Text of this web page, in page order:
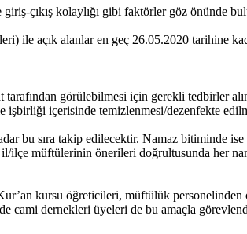
çıkış kolaylığı gibi faktörler göz önünde
ile açık alanlar en geç 26.05.2020 tarihine
tarafından görülebilmesi için gerekli tedbirler
işbirliği içerisinde temizlenmesi/dezenfekte
bu sıra takip edilecektir. Namaz bitiminde ise
müftülerinin önerileri doğrultusunda her
kursu öğreticileri, müftülük
cami dernekleri üyeleri de bu amaçla